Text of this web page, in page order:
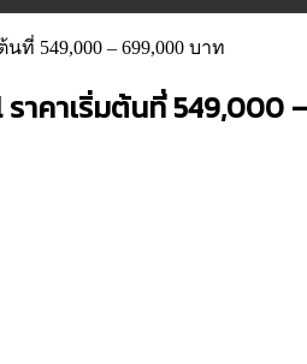
นที่ 549,000 – 699,000 บาท
ราคาเริ่มต้นที่ 549,000